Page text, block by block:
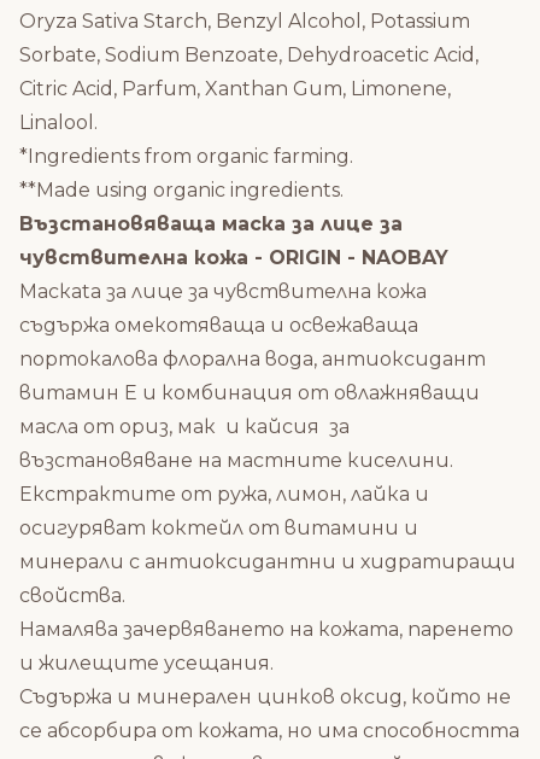
Oryza Sativa Starch, Benzyl Alcohol, Potassium
Sorbate, Sodium Benzoate, Dehydroacetic Acid,
Citric Acid, Parfum, Xanthan Gum, Limonene,
Linalool.
*Ingredients from organic farming.
**Made using organic ingredients.
Възстановяваща маска за лице за
чувствителна кожа - ORIGIN - NAOBAY
Маскаta за лице за чувствителна кожа
съдържа омекотяваща и освежаваща
портокалова флорална вода, антиоксидант
витамин Е и комбинация от овлажняващи
масла от ориз, мак и кайсия за
възстановяване на мастните киселини.
Екстрактите от ружа, лимон, лайка и
осигуряват коктейл от витамини и
минерали с антиоксидантни и хидратиращи
свойства.
Намалява зачервяването на кожата, паренето
и жилещите усещания.
Съдържа и минерален цинков оксид, който не
се абсорбира от кожата, но има способността